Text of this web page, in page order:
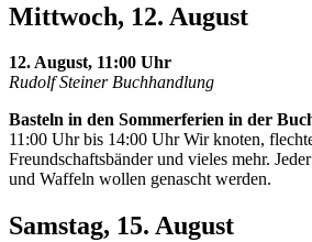
Mittwoch, 12. August
12. August, 11:00 Uhr
Rudolf Steiner Buchhandlung
Basteln in den Sommerferien in der
11:00 Uhr bis 14:00 Uhr Wir knoten,
Freundschaftsbänder und vieles mehr.
und Waffeln wollen genascht werden.
Samstag, 15. August